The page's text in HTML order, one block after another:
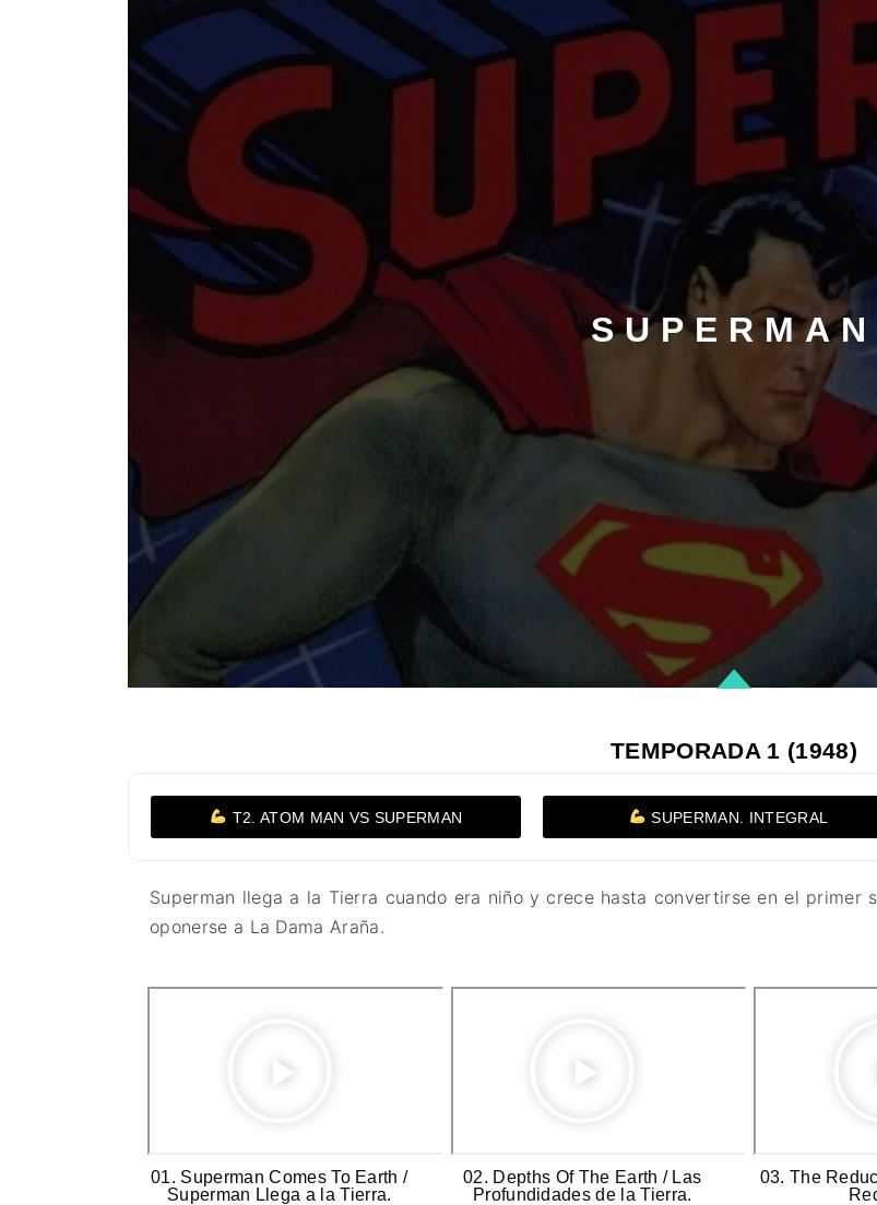
SUPERMAN
TEMPORADA 1 (1948)
T2. ATOM MAN VS SUPERMAN SUPERMAN. INTEGRAL
Superman llega a la Tierra cuando era niño y crece hasta convertirse en el primer
oponerse a La Dama Araña.
01. Superman Comes To Earth /
Superman Llega a la Tierra.
02. Depths Of The Earth / Las
Profundidades de la Tierra.
03. The